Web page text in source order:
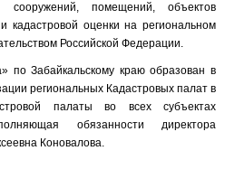
сооружений, помещений, объектов
кадастровой оценки на региональном
Российской Федерации.
Забайкальскому краю образован в
региональных Кадастровых палат в
палаты во всех субъектах
обязанности директора
Коновалова.